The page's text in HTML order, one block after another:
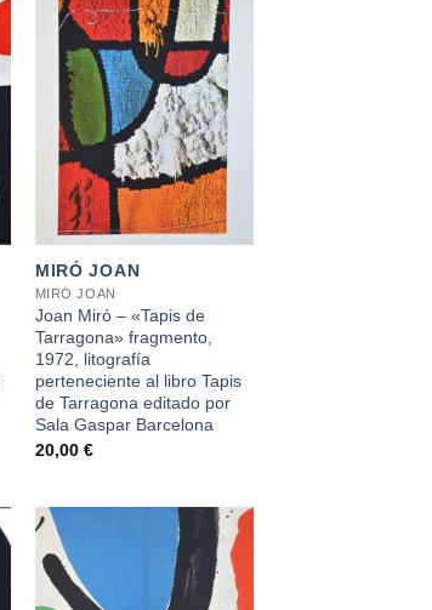
+
MIRÓ JOAN
MIRÓ JOAN
Joan Miró – «Tapis de
Tarragona» fragmento,
1972, litografía
perteneciente al libro Tapis
de Tarragona editado por
Sala Gaspar Barcelona
20,00 €